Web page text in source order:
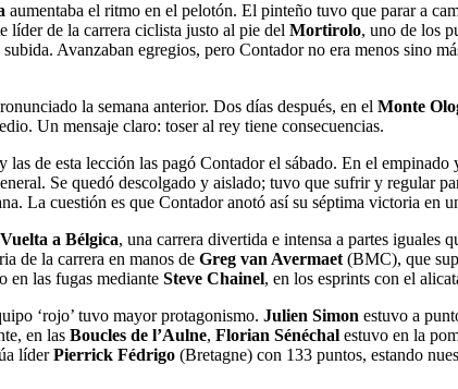
aumentaba el ritmo en el pelotón. El pinteño tuvo que parar a
líder de la carrera ciclista justo al pie del Mortirolo, uno de los
Avanzaban egregios, pero Contador no era menos sino
la semana anterior. Dos días después, en el Monte
Un mensaje claro: toser al rey tiene consecuencias.
de esta lección las pagó Contador el sábado. En el empinado
Se quedó descolgado y aislado; tuvo que sufrir y regular
La cuestión es que Contador anotó así su séptima victoria en
Vuelta a Bélgica, una carrera divertida e intensa a partes iguales
de la carrera en manos de Greg van Avermaet (BMC), que
en las fugas mediante Steve Chainel, en los esprints con el
‘rojo’ tuvo mayor protagonismo. Julien Simon estuvo a
en las Boucles de l’Aulne, Florian Sénéchal estuvo en la
líderPierrick Fédrigo (Bretagne) con 133 puntos, estando